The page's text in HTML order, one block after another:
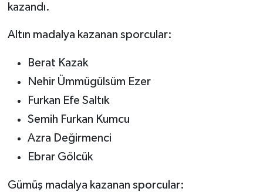
kazandı.
Altın madalya kazanan sporcular:
Berat Kazak
Nehir Ümmügülsüm Ezer
Furkan Efe Saltık
Semih Furkan Kumcu
Azra Değirmenci
Ebrar Gölcük
Gümüş madalya kazanan sporcular: